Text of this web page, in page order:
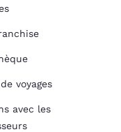
voyages
avec les